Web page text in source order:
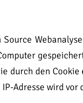
durch den
Adresse wird